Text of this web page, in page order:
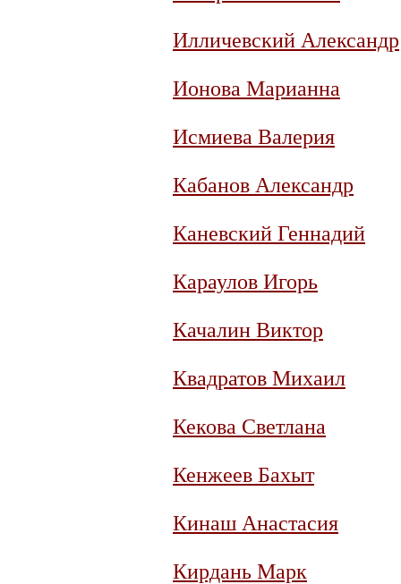
Илличевский Александр
Ионова Марианна
Исмиева Валерия
Кабанов Александр
Каневский Геннадий
Караулов Игорь
Качалин Виктор
Квадратов Михаил
Кекова Светлана
Кенжеев Бахыт
Кинаш Анастасия
Кирдань Марк